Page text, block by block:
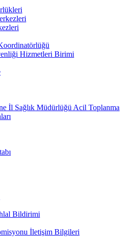
Hizmetleri Birimi
İl Sağlık Müdürlüğü Acil Toplanma
Bildirimi
İletişim Bilgileri